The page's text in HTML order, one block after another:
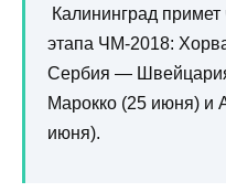
Калининград
этапа ЧМ-2018:
Сербия —
Марокко (25 июня) и
июня).